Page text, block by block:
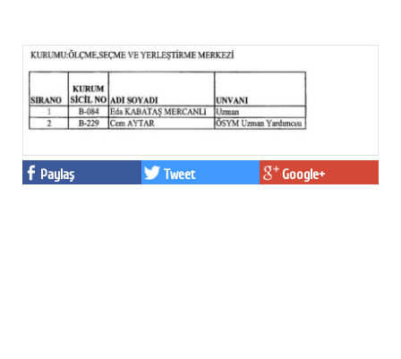
Twitter
Google Plus
© 2026 TÜM HAKLARI SAKLIDIR
Paylaş Tweet Google+